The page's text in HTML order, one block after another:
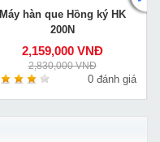
Máy hàn que Hồng ký HK
200N
2,159,000 VNĐ
2,830,000 VNĐ
0 đánh giá